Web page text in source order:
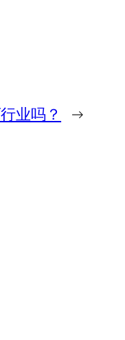
业吗？ →